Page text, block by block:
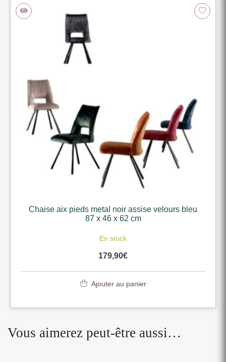
Chaise aix pieds metal noir assise velours bleu
87 x 46 x 62 cm
En stock
179,90€
Ajouter au panier
Vous aimerez peut-être aussi…